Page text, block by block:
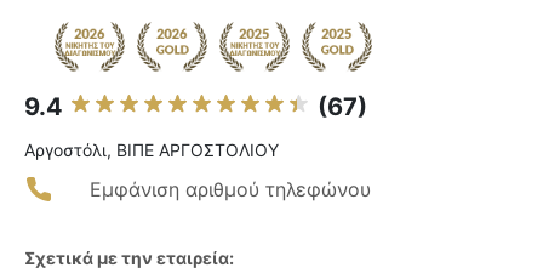
9.4 (67)
Αργοστόλι, ΒΙΠΕ ΑΡΓΟΣΤΟΛΙΟΥ
Εμφάνιση αριθμού τηλεφώνου
Σχετικά με την εταιρεία: